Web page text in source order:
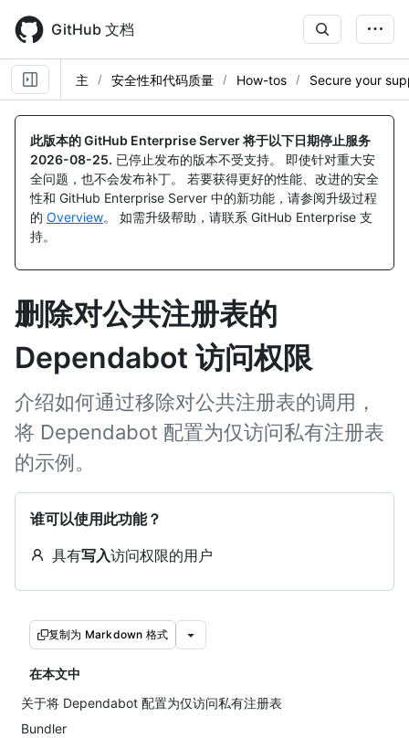
main
content
GitHub 文档
主 安全性和代码质量 How-tos Secure your
此版本的 GitHub Enterprise Server 将于以下日期停止服务
2026-08-25. 已停止发布的版本不受支持。 即使针对重大安
全问题，也不会发布补丁。 若要获得更好的性能、改进的安全
性和 GitHub Enterprise Server 中的新功能，请参阅升级过程
的 Overview。 如需升级帮助，请联系 GitHub Enterprise 支
持。
删除对公共注册表的
Dependabot 访问权限
介绍如何通过移除对公共注册表的调用，
将 Dependabot 配置为仅访问私有注册表
的示例。
谁可以使用此功能？
具有写入访问权限的用户
复制为 Markdown 格式
在本文中
关于将 Dependabot 配置为仅访问私有注册表
Bundler